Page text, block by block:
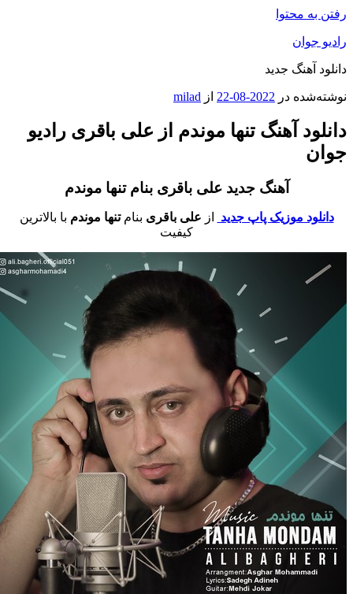
به محتوا
جوان
آهنگ جدید
در 2022-08-22 ازmilad
آهنگ تنها موندم از علی باقری رادیو
آهنگ جدید علی باقری بنام تنها موندم
دانلود موزیک پاپ جدید از علی باقریبنامتنها موندمبا بالاترین
کیفیت